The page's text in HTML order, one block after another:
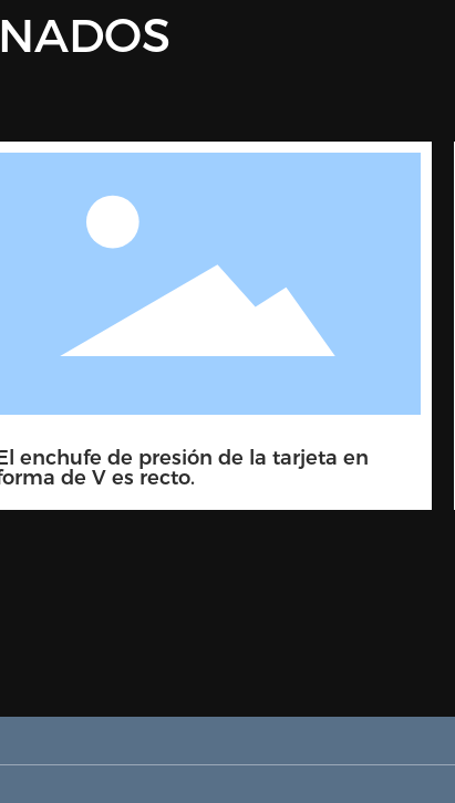
soporte de presión de tarjeta en
de V 90 grados